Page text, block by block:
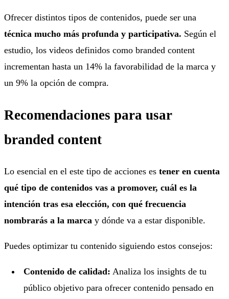
Ofrecer distintos tipos de contenidos, puede ser una
técnica mucho más profunda y participativa. Según el
estudio, los videos definidos como branded content
incrementan hasta un 14% la favorabilidad de la marca y
un 9% la opción de compra.
Recomendaciones para usar
branded content
Lo esencial en el este tipo de acciones es tener en cuenta
qué tipo de contenidos vas a promover, cuál es la
intención tras esa elección, con qué frecuencia
nombrarás a la marca y dónde va a estar disponible.
Puedes optimizar tu contenido siguiendo estos consejos:
Contenido de calidad: Analiza los insights de tu
público objetivo para ofrecer contenido pensado en